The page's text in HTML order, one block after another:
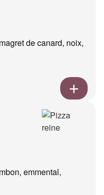
de canard, noix,
emmental,